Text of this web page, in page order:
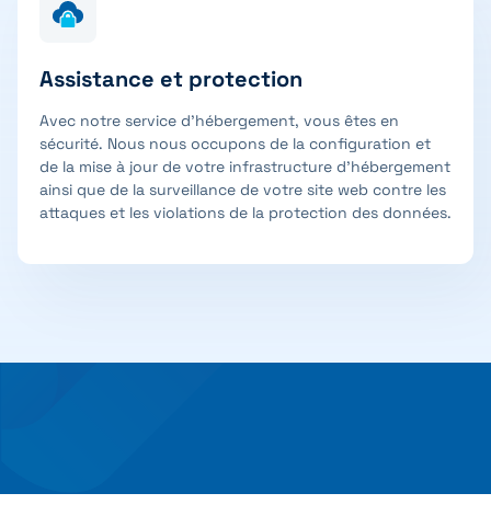
Assistance et protection
Avec notre service d’hébergement, vous êtes en
sécurité. Nous nous occupons de la configuration et
de la mise à jour de votre infrastructure d’hébergement
ainsi que de la surveillance de votre site web contre les
attaques et les violations de la protection des données.